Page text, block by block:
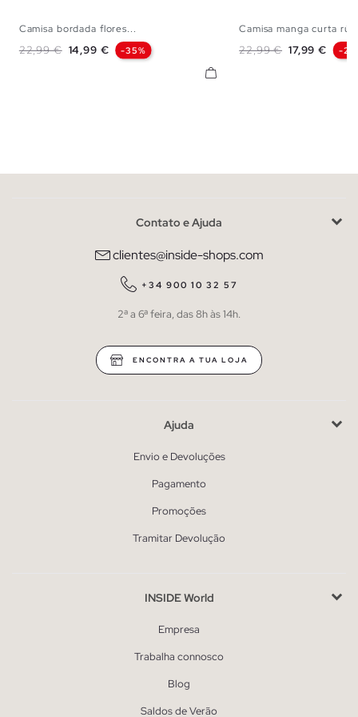
Camisa bordada flores...
Preço normal
22,99 € Preço
14,99 € -35%
Camisa manga curta
Preço normal
22,99 € Preço
17,99 € -
Contato e Ajuda
clientes@inside-shops.com
+34 900 10 32 57
2ª a 6ª feira, das 8h às 14h.
ENCONTRA A TUA LOJA
Ajuda
Envio e Devoluções
Pagamento
Promoções
Tramitar Devolução
INSIDE World
Empresa
Trabalha connosco
Blog
Saldos de Verão